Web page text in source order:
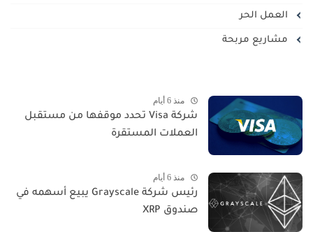
العمل الحر
مشاريع مربحة
منذ 6 أيام
شركة Visa تحدد موقفها من مستقبل
العملات المستقرة
منذ 6 أيام
رئيس شركة Grayscale يبيع أسهمه في
صندوق XRP